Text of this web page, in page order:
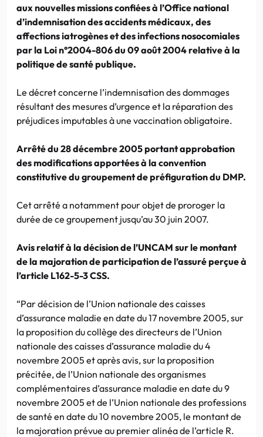
aux nouvelles missions confiées à l’Office national
d’indemnisation des accidents médicaux, des
affections iatrogènes et des infections nosocomiales
par la Loi n°2004-806 du 09 août 2004 relative à la
politique de santé publique.
Le décret concerne l’indemnisation des dommages
résultant des mesures d’urgence et la réparation des
préjudices imputables à une vaccination obligatoire.
Arrêté du 28 décembre 2005 portant approbation
des modifications apportées à la convention
constitutive du groupement de préfiguration du DMP.
Cet arrêté a notamment pour objet de proroger la
durée de ce groupement jusqu’au 30 juin 2007.
Avis relatif à la décision de l’UNCAM sur le montant
de la majoration de participation de l’assuré perçue à
l’article L162-5-3 CSS.
“Par décision de l’Union nationale des caisses
d’assurance maladie en date du 17 novembre 2005, sur
la proposition du collège des directeurs de l’Union
nationale des caisses d’assurance maladie du 4
novembre 2005 et après avis, sur la proposition
précitée, de l’Union nationale des organismes
complémentaires d’assurance maladie en date du 9
novembre 2005 et de l’Union nationale des professions
de santé en date du 10 novembre 2005, le montant de
la majoration prévue au premier alinéa de l’article R.